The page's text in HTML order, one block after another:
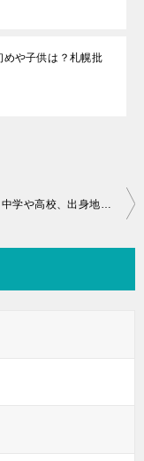
や子供は？札幌批
松田瑞生 中学や高校、出身地や母親、マラソン成績などWikiを紹介【画像】